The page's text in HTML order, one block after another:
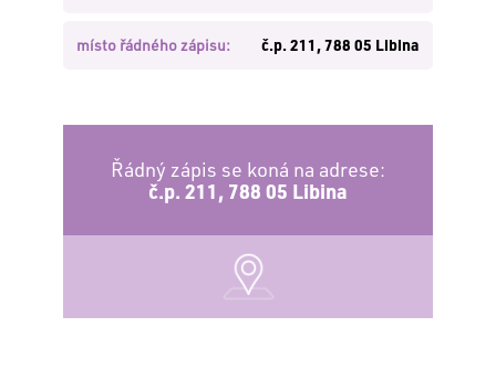
místo řádného zápisu: č.p. 211, 788 05 Libina
Řádný zápis se koná na adrese:
č.p. 211, 788 05 Libina